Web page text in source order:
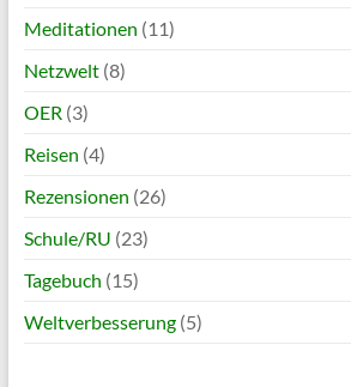
Meditationen (11)
Netzwelt(8)
OER (3)
Reisen (4)
Rezensionen (26)
Schule/RU (23)
Tagebuch (15)
Weltverbesserung(5)